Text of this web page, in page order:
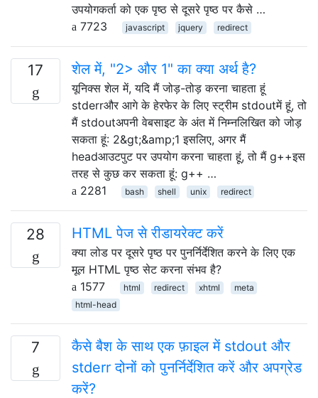
उपयोगकर्ता को एक पृष्ठ से दूसरे पृष्ठ पर कैसे …
7723
javascript jquery redirect
17 शेल में, "2> और 1" का क्या अर्थ है?
यूनिक्स शेल में, यदि मैं जोड़-तोड़ करना चाहता हूं
stderrऔर आगे के हेरफेर के लिए स्ट्रीम stdoutमें हूं, तो
मैं stdoutअपनी वेबसाइट के अंत में निम्नलिखित को जोड़
सकता हूं: 2&gt;&amp;1 इसलिए, अगर मैं
headआउटपुट पर उपयोग करना चाहता हूं, तो मैं g++इस
तरह से कुछ कर सकता हूं: g++ …
2281
bash shell unix redirect
28 HTML पेज से रीडायरेक्ट करें
क्या लोड पर दूसरे पृष्ठ पर पुनर्निर्देशित करने के लिए एक
मूल HTML पृष्ठ सेट करना संभव है?
1577
html redirect xhtml
meta
html-head
7
कैसे बैश के साथ एक फ़ाइल में stdout और
stderr दोनों को पुनर्निर्देशित करें और अपग्रेड
करें?